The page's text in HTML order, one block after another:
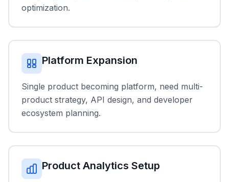
optimization.
Platform Expansion
Single product becoming platform, need multi-
product strategy, API design, and developer
ecosystem planning.
Product Analytics Setup